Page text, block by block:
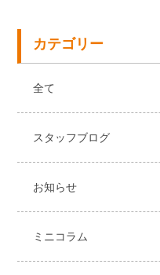
カテゴリー
全て
スタッフブログ
お知らせ
ミニコラム